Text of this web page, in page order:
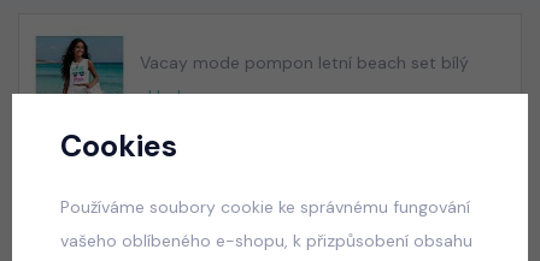
Vacay mode pompon letní beach set bílý
skladem
50 Kč
DESIGNED premium lounge teen pants PINK
Cookies
Používáme soubory cookie ke správnému fungování
vašeho oblíbeného e-shopu, k přizpůsobení obsahu